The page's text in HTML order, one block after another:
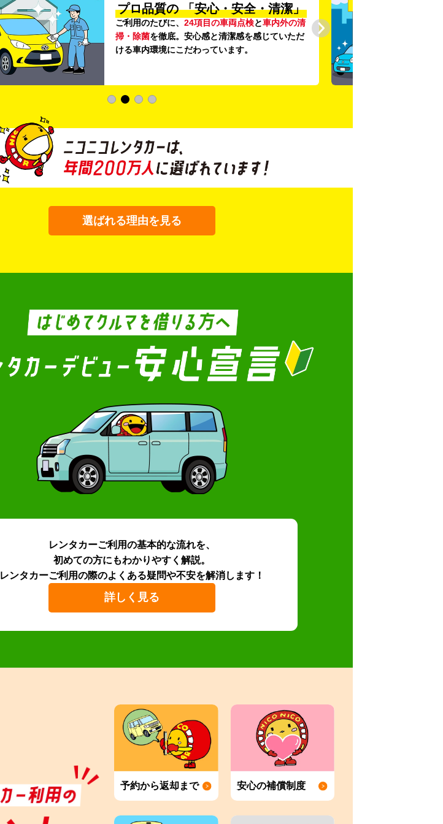
プロ品質の 「安心・安全・清潔」
ご利用のたびに、 24項目の車両点検と車内外の清
掃・除菌を徹底。安心感と清潔感を感じていただ
ける車内環境にこだわっています。
選ばれる理由を見る
レンタカーご利用の基本的な流れを、
初めての方にもわかりやすく解説。
レンタカーご利用の際のよくある疑問や不安を解消します！
詳しく見る
予約から返却まで 安心の補償制度